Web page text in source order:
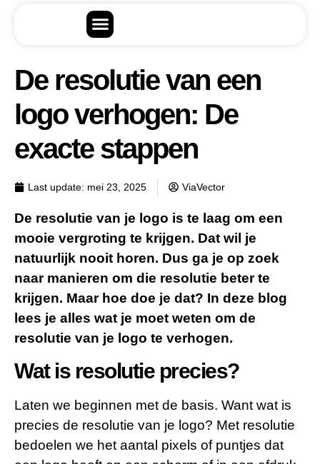
De resolutie van een
logo verhogen: De
exacte stappen
Last update: mei 23, 2025 ViaVector
De resolutie van je logo is te laag om een
mooie vergroting te krijgen. Dat wil je
natuurlijk nooit horen. Dus ga je op zoek
naar manieren om die resolutie beter te
krijgen. Maar hoe doe je dat? In deze blog
lees je alles wat je moet weten om de
resolutie van je logo te verhogen.
Wat is resolutie precies?
Laten we beginnen met de basis. Want wat is
precies de resolutie van je logo? Met resolutie
bedoelen we het aantal pixels of puntjes dat